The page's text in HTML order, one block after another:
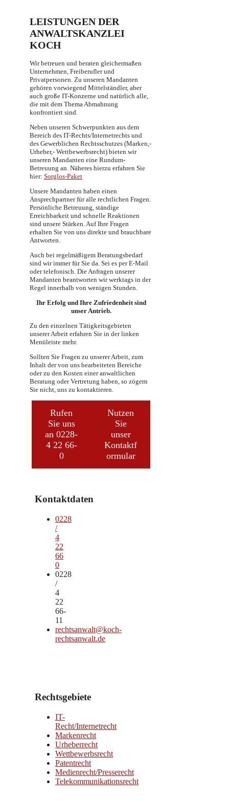
LEISTUNGEN DER
ANWALTSKANZLEI
KOCH
Wir betreuen und beraten gleichermaßen
Unternehmen, Freiberufler und
Privatpersonen. Zu unseren Mandanten
gehören vorwiegend Mittelständler, aber
auch große IT-Konzerne und natürlich alle,
die mit dem Thema Abmahnung
konfrontiert sind.
Neben unseren Schwerpunkten aus dem
Bereich des IT-Rechts/Internetrechts und
des Gewerblichen Rechtsschutzes (Marken,-
Urheber,- Wettbewerbsrecht) bieten wir
unseren Mandanten eine Rundum-
Betreuung an. Näheres hierzu erfahren Sie
hier: Sorglos-Paket
Unsere Mandanten haben einen
Ansprechpartner für alle rechtlichen Fragen.
Persönliche Betreuung, ständige
Erreichbarkeit und schnelle Reaktionen
sind unsere Stärken. Auf Ihre Fragen
erhalten Sie von uns direkte und brauchbare
Antworten.
Auch bei regelmäßigem Beratungsbedarf
sind wir immer für Sie da. Sei es per E-Mail
oder telefonisch. Die Anfragen unserer
Mandanten beantworten wir werktags in der
Regel innerhalb von wenigen Stunden.
Ihr Erfolg und Ihre Zufriedenheit sind
unser Antrieb.
Zu den einzelnen Tätigkeitsgebieten
unserer Arbeit erfahren Sie in der linken
Menüleiste mehr.
Sollten Sie Fragen zu unserer Arbeit, zum
Inhalt der von uns bearbeiteten Bereiche
oder zu den Kosten einer anwaltlichen
Beratung oder Vertretung haben, so zögern
Sie nicht, uns zu kontaktieren.
Rufen
Sie uns
an 0228-
4 22 66-
0
Nutzen
Sie
unser
Kontaktf
ormular
Kontaktdaten
0228
/
4
22
66
0
0228
/
4
22
66-
11
rechtsanwalt@koch-
rechtsanwalt.de
Rechtsgebiete
IT-
Recht/Internetrecht
Markenrecht
Urheberrecht
Wettbewerbsrecht
Patentrecht
Medienrecht/Presserecht
Telekommunikationsrecht